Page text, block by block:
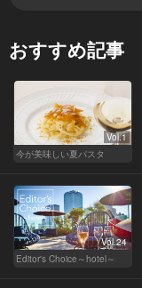
おすすめ記事
Vol.1
今が美味しい夏パスタ
Vol.24
Editor's Choice～hotel～